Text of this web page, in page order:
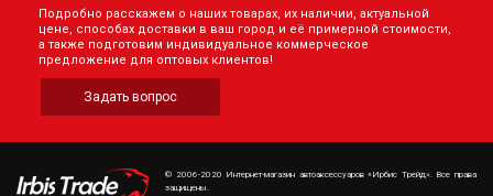
Подробно расскажем о наших товарах, их наличии, актуальной
цене, способах доставки в ваш город и её примерной стоимости,
а также подготовим индивидуальное коммерческое
предложение для оптовых клиентов!
Задать вопрос
© 2006-2020 Интернет-магазин автоаксессуаров «Ирбис Трейд». Все права
защищены.